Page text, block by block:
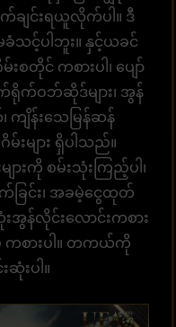
ချင်းရယူလိုက်ပါ။ ဒီ
င့်ပါဘူး။ နှင့်ယခင်
စတိုင် ကစားပါ၊ ပျော်
ရိုက်ဝဘ်ဆိုဒ်များ၊ အွန်
ကျိန်းသေမြန်ဆန်
းများ ရှိပါသည်။
ားကို စမ်းသုံးကြည့်ပါ၊
က်ခြင်း၊ အခမဲ့ငွေထုတ်
းအွန်လိုင်းလောင်းကစား
မီ ကစားပါ။ တကယ်ကို
ဆုံးပါ။